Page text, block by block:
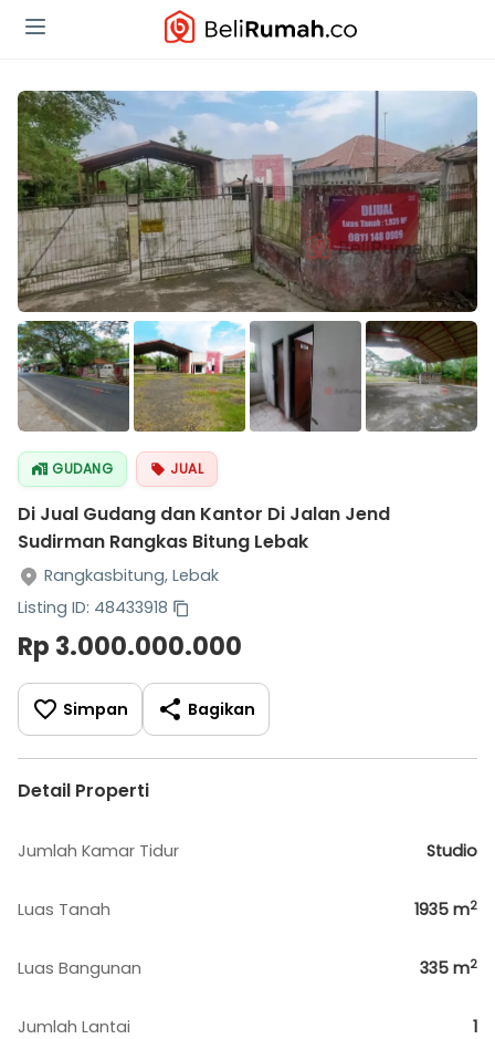
GUDANG JUAL
Di Jual Gudang dan Kantor Di Jalan Jend
Sudirman Rangkas Bitung Lebak
Rangkasbitung, Lebak
Listing ID: 48433918
Rp 3.000.000.000
Simpan Bagikan
Detail Properti
Jumlah Kamar Tidur Studio
Luas Tanah 1935 m2
Luas Bangunan 335 m2
Jumlah Lantai 1